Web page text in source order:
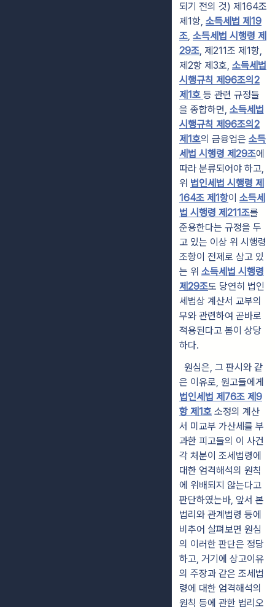
되기 전의 것) 제164조
제1항, 소득세법 제19
조, 소득세법 시행령 제
29조, 제211조 제1항,
제2항 제3호, 소득세법
시행규칙 제96조의2
제1호 등 관련 규정들
을 종합하면, 소득세법
시행규칙 제96조의2
제1호의 금융업은 소득
세법 시행령 제29조에
따라 분류되어야 하고,
위 법인세법 시행령 제
164조 제1항이 소득세
법 시행령 제211조를
준용한다는 규정을 두
고 있는 이상 위 시행령
조항이 전제로 삼고 있
는 위 소득세법 시행령
제29조도 당연히 법인
세법상 계산서 교부의
무와 관련하여 곧바로
적용된다고 봄이 상당
하다.
원심은, 그 판시와 같
은 이유로, 원고들에게
법인세법 제76조 제9
항 제1호 소정의 계산
서 미교부 가산세를 부
과한 피고들의 이 사건
각 처분이 조세법령에
대한 엄격해석의 원칙
에 위배되지 않는다고
판단하였는바, 앞서 본
법리와 관계법령 등에
비추어 살펴보면 원심
의 이러한 판단은 정당
하고, 거기에 상고이유
의 주장과 같은 조세법
령에 대한 엄격해석의
원칙 등에 관한 법리오